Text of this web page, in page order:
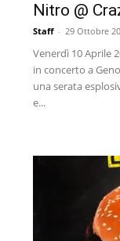
Nitro @
Staff - 29 Ottobre
Venerdì 10 Aprile
in concerto a
una serata
e...